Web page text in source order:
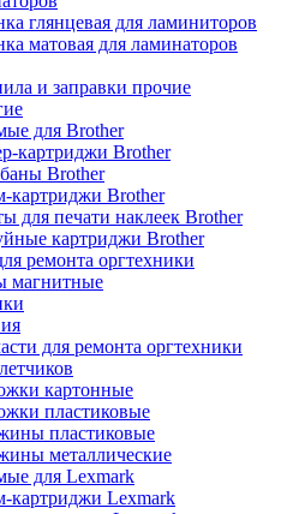
глянцевая для ламиниторов
матовая для ламинаторов
и заправки прочие
для Brother
картриджи Brother
Brother
картриджи Brother
для печати наклеек Brother
картриджи Brother
ремонта оргтехники
магнитные
для ремонта оргтехники
картонные
пластиковые
пластиковые
металлические
для Lexmark
картриджи Lexmark